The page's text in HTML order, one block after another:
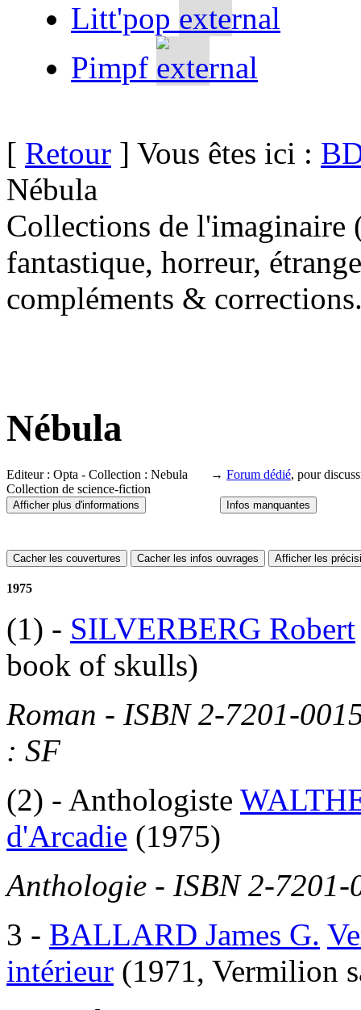
Litt'pop
Pimpf
[ Retour ] Vous êtes ici :
Nébula
Collections de l'imaginaire
fantastique, horreur,
compléments &
Nébula
Editeur : Opta - Collection : Nebula → Forum dédié, pour
Collection de science-fiction
Afficher plus d'informations Infos manquantes
Cacher les couvertures Cacher les infos ouvrages Afficher les
1975
(1) - SILVERBERG Robert
book of skulls)
Roman - ISBN 2-7201-
: SF
(2) - Anthologiste
d'Arcadie (1975)
Anthologie - ISBN 2-7201-
3 - BALLARD James G.
intérieur (1971, Vermilion